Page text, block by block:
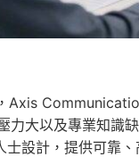
Axis
力大以及專業知
設計，提供可靠